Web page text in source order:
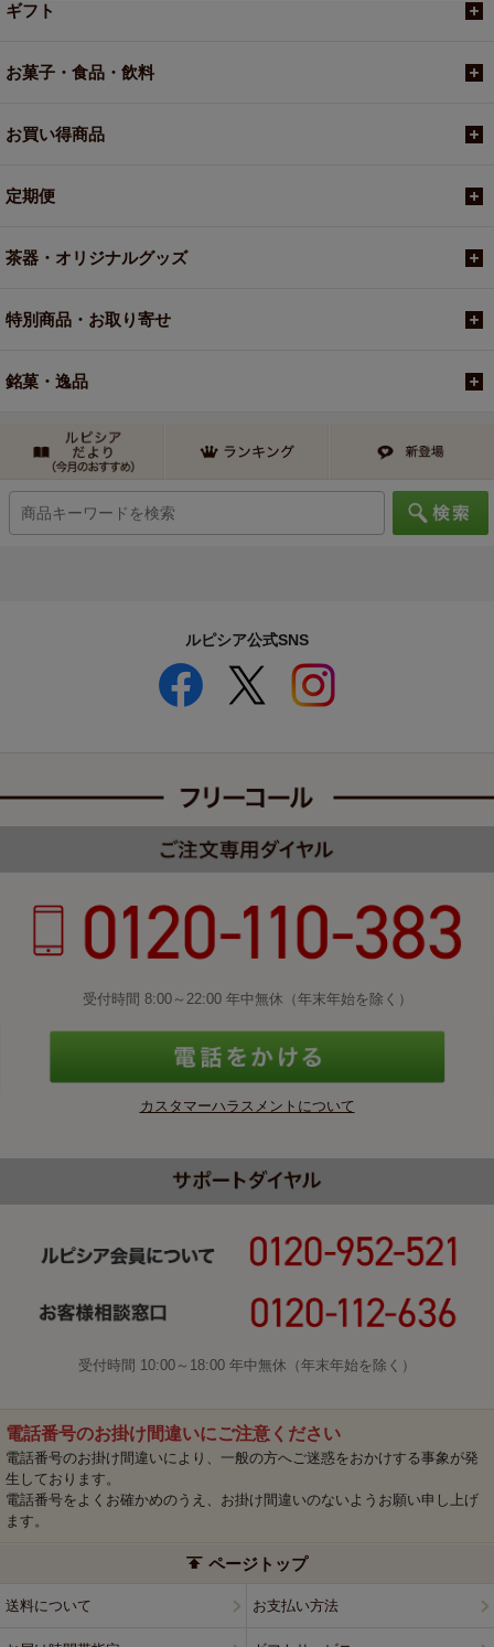
ギフト
お菓子・食品・飲料
お買い得商品
定期便
茶器・オリジナルグッズ
特別商品・お取り寄せ
銘菓・逸品
ルピシア公式SNS
受付時間 8:00～22:00 年中無休（年末年始を除く）
カスタマーハラスメントについて
受付時間 10:00～18:00 年中無休（年末年始を除く）
電話番号のお掛け間違いにご注意ください
電話番号のお掛け間違いにより、一般の方へご迷惑をおかけする事象が発
生しております。
電話番号をよくお確かめのうえ、お掛け間違いのないようお願い申し上げ
ます。
ページトップ
送料について お支払い方法